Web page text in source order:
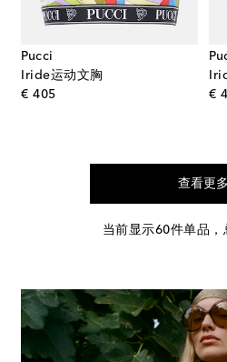
Pucci
Iride运动文胸
€ 405original price
€
查看更多
当前显示60件单品，